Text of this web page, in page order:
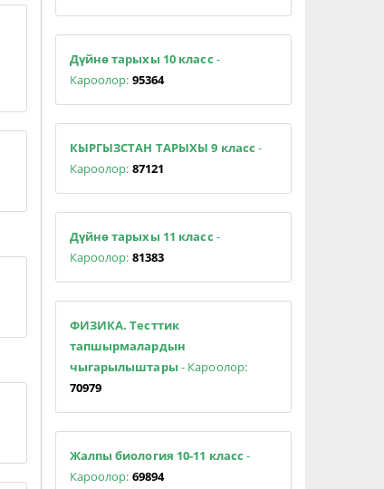
Дүйнө тарыхы 10 класс -
Кароолор: 95364
КЫРГЫЗСТАН ТАРЫХЫ 9 класс -
Кароолор: 87121
Дүйнө тарыхы 11 класс -
Кароолор: 81383
ФИЗИКА. Тесттик
тапшырмалардын
чыгарылыштары - Кароолор:
70979
Жалпы биология 10-11 класс -
Кароолор: 69894